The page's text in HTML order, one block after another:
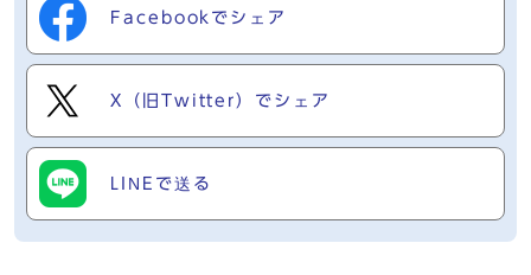
Facebookでシェア
X（旧Twitter）でシェア
LINEで送る